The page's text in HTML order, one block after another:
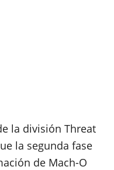
la división Threat
la segunda fase
de Mach-O